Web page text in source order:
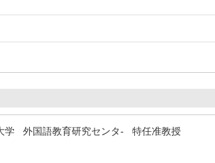
学 外国語教育研究センタ- 特任准教授